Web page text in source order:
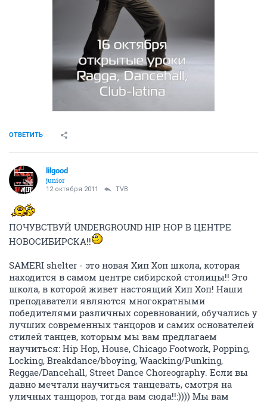
ОТВЕТИТЬ
lilgood
junior
12 октября 2011 TVB
ПОЧУВСТВУЙ UNDERGROUND HIP HOP В ЦЕНТРЕ
НОВОСИБИРСКА!!
SAMERI shelter - это новая Хип Хоп школа, которая
находится в самом центре сибирской столицы!! Это
школа, в которой живет настоящий Хип Хоп! Наши
преподаватели являются многократными
победителями различных соревнований, обучались у
лучших современных танцоров и самих основателей
стилей танцев, которым мы вам предлагаем
научиться: Hip Hop, House, Chicago Footwork, Popping,
Locking, Breakdance/bboying, Waacking/Punking,
Reggae/Dancehall, Street Dance Choreography. Если вы
давно мечтали научиться танцевать, смотря на
уличных танцоров, тогда вам сюда!!:)))) Мы вам